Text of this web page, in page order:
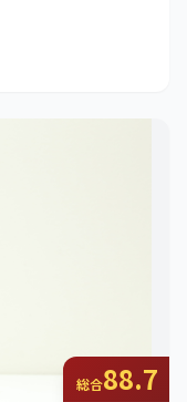
総合88.7